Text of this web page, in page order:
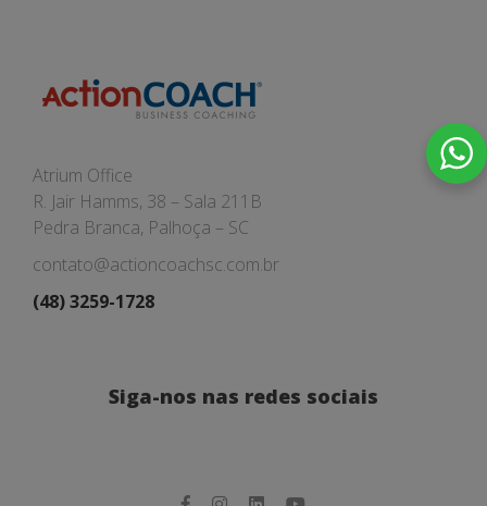
Atrium Office
R. Jair Hamms, 38 – Sala 211B
Pedra Branca, Palhoça – SC
contato@actioncoachsc.com.br
(48) 3259-1728
Siga-nos nas redes sociais